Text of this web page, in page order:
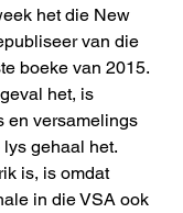
het die New
van die
boeke van 2015.
het, is
en versamelings
gehaal het.
is, is omdat
in die VSA ook